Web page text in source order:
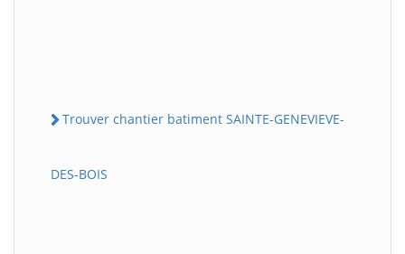
Trouver chantier batiment SAINTE-GENEVIEVE-
DES-BOIS